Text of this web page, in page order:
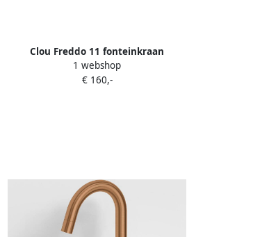
Clou Freddo 11 fonteinkraan
wandmontage rvs geborsteld CL
06.03015.41
1 webshop
€ 160,-